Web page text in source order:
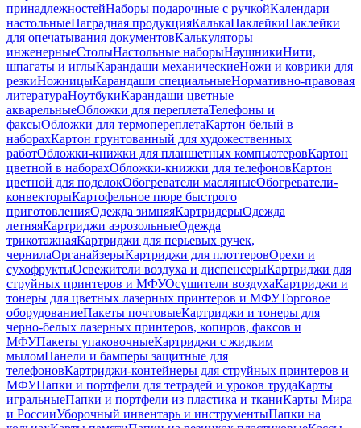
принадлежностейНаборы подарочные с ручкойКалендари
настольныеНаградная продукцияКалькаНаклейкиНаклейки
для опечатывания документовКалькуляторы
инженерныеСтолыНастольные наборыНаушникиНити,
шпагаты и иглыКарандаши механическиеНожи и коврики для
резкиНожницыКарандаши специальныеНормативно-правовая
литератураНоутбукиКарандаши цветные
акварельныеОбложки для переплетаТелефоны и
факсыОбложки для термопереплетаКартон белый в
наборахКартон грунтованный для художественных
работОбложки-книжки для планшетных компьютеровКартон
цветной в наборахОбложки-книжки для телефоновКартон
цветной для поделокОбогреватели масляныеОбогреватели-
конвекторыКартофельное пюре быстрого
приготовленияОдежда зимняяКартридерыОдежда
летняяКартриджи аэрозольныеОдежда
трикотажнаяКартриджи для перьевых ручек,
чернилаОрганайзерыКартриджи для плоттеровОрехи и
сухофруктыОсвежители воздуха и диспенсерыКартриджи для
струйных принтеров и МФУОсушители воздухаКартриджи и
тонеры для цветных лазерных принтеров и МФУТорговое
оборудованиеПакеты почтовыеКартриджи и тонеры для
черно-белых лазерных принтеров, копиров, факсов и
МФУПакеты упаковочныеКартриджи с жидким
мыломПанели и бамперы защитные для
телефоновКартриджи-контейнеры для струйных принтеров и
МФУПапки и портфели для тетрадей и уроков трудаКарты
игральныеПапки и портфели из пластика и тканиКарты Мира
и РоссииУборочный инвентарь и инструментыПапки на